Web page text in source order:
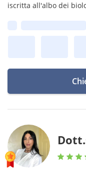
iscritta all'albo dei